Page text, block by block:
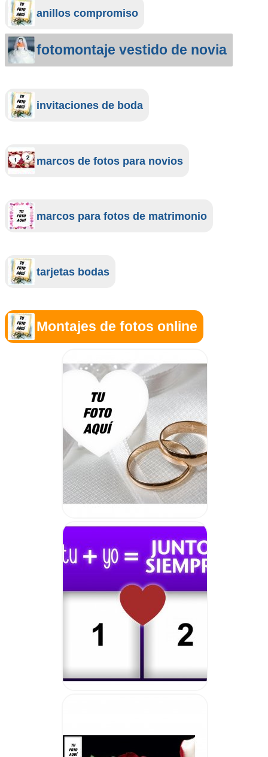
anillos compromiso
fotomontaje vestido de novia
invitaciones de boda
marcos de fotos para novios
marcos para fotos de matrimonio
tarjetas bodas
Montajes de fotos online